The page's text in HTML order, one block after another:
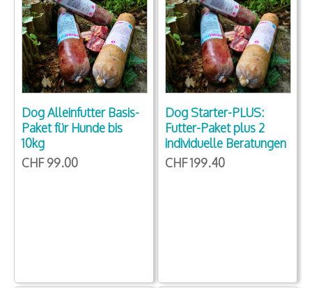
Dog Alleinfutter Basis-
Paket für Hunde bis
10kg
CHF 99.00
Dog Starter-PLUS:
Futter-Paket plus 2
individuelle Beratungen
CHF 199.40